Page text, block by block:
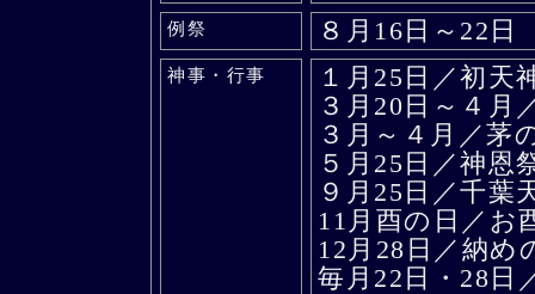
例祭 ８月16日～22日
神事・行事
１月25日／初天
３月20日～４月
３月～４月／茅
５月25日／神恩
９月25日／千葉
11月酉の日／お
12月28日／納め
毎月22日・28日